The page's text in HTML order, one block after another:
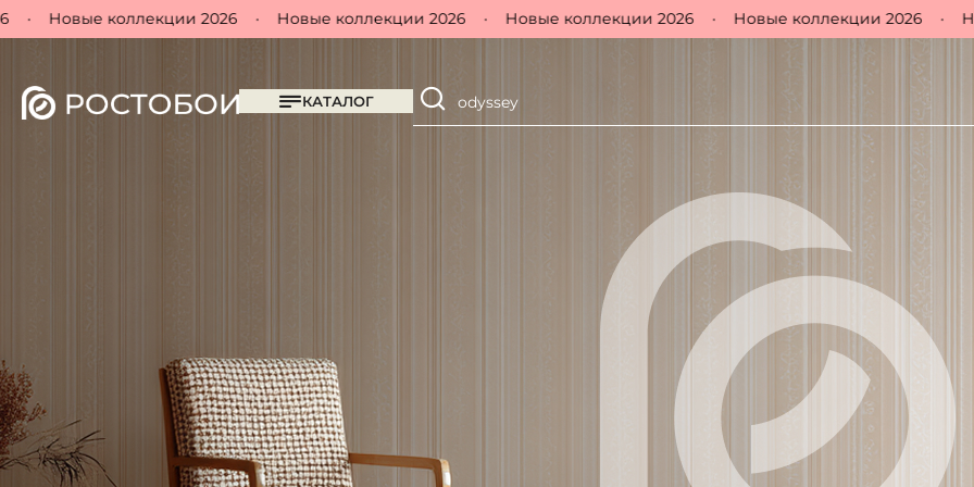
Новые коллекции 2026 • Новые коллекции 2026 • Новые коллекции 2026 • Новые коллекции 2026 •
КАТАЛОГ